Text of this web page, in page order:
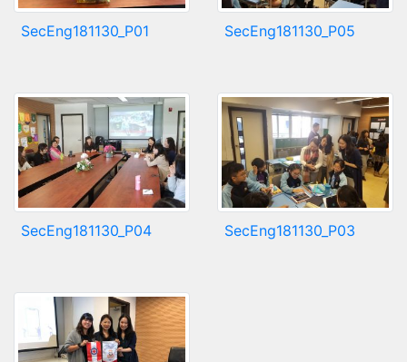
SecEng181130_P01 SecEng181130_P05
SecEng181130_P04 SecEng181130_P03